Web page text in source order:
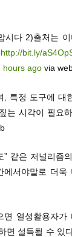
다 2)출처는 이
http://bit.ly/
hours agovia
, 특정 도구에 대
는 시각이 필요
같은 저널리즘
에서야말로 더
면 열성활용자
면 설득될 수 있